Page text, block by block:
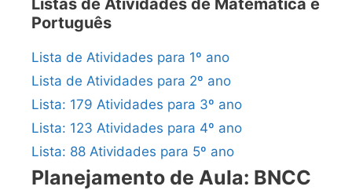
Português
Lista de Atividades para 1º ano
Lista de Atividades para 2º ano
Lista: 179 Atividades para 3º ano
Lista: 123 Atividades para 4º ano
Lista: 88 Atividades para 5º ano
Planejamento de Aula: BNCC